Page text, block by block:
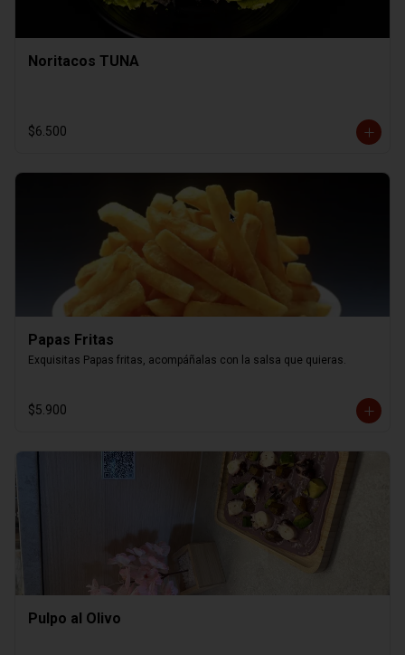
Noritacos TUNA
$6.500
Papas Fritas
Exquisitas Papas fritas, acompáñalas con la salsa que quieras.
$5.900
Pulpo al Olivo